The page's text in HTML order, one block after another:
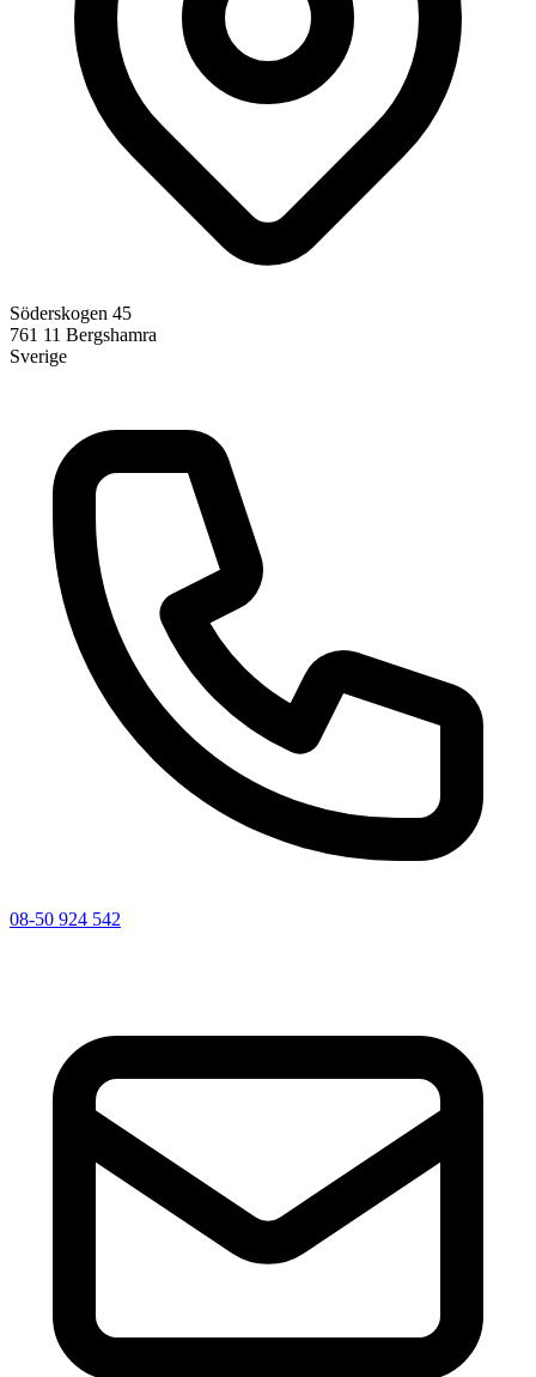
Söderskogen 45
761 11 Bergshamra
Sverige
08-50 924 542